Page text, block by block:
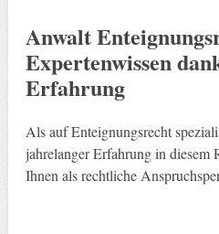
Anwalt
Expertenwissen
Erfahrung
Als auf Enteignungsrecht
jahrelanger Erfahrung in diesem
Ihnen als rechtliche